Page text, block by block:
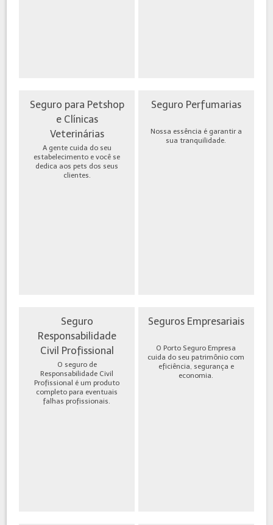
Seguro para Petshop
e Clínicas
Veterinárias
A gente cuida do seu
estabelecimento e você se
dedica aos pets dos seus
clientes.
Seguro Perfumarias
Nossa essência é garantir a
sua tranquilidade.
Seguro
Responsabilidade
Civil Profissional
O seguro de
Responsabilidade Civil
Profissional é um produto
completo para eventuais
falhas profissionais.
Seguros Empresariais
O Porto Seguro Empresa
cuida do seu patrimônio com
eficiência, segurança e
economia.